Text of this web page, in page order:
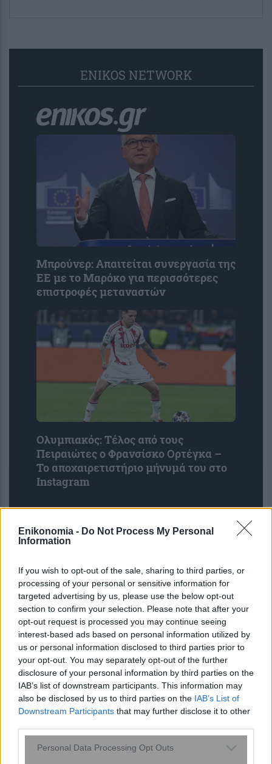
Enikonomia - Do Not Process My Personal
Information
If you wish to opt-out of the sale, sharing to third parties, or
processing of your personal or sensitive information for
targeted advertising by us, please use the below opt-out
section to confirm your selection. Please note that after your
opt-out request is processed you may continue seeing
interest-based ads based on personal information utilized by
us or personal information disclosed to third parties prior to
your opt-out. You may separately opt-out of the further
disclosure of your personal information by third parties on the
IAB’s list of downstream participants. This information may
also be disclosed by us to third parties on the IAB’s List of
Downstream Participants that may further disclose it to other
Please note that this website/app uses one or more Google
Personal Data Processing Opt Outs
ENIKOS NETWORK
Μπρούνερ: Απαιτείται συνεργασία της
ΕΕ με το Μαρόκο για περισσότερες
επιστροφές μεταναστών
Ολυμπιακός: Τέλος από τους
Πειραιώτες ο Φρανσίσκο Ορτέγκα –
Το αποχαιρετιστήριο μήνυμά του στο
Instagram
Η ομιλία των παιδιών μπορεί να
αποκαλύπτει τον μελλοντικό κίνδυνο
κατάθλιψης και άγχους – Τι έδειξε
μελέτη του Stanford με ...